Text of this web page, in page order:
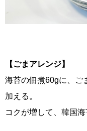
【ごまアレンジ】
海苔の佃煮60gに、ご
加える。
コクが増して、韓国海